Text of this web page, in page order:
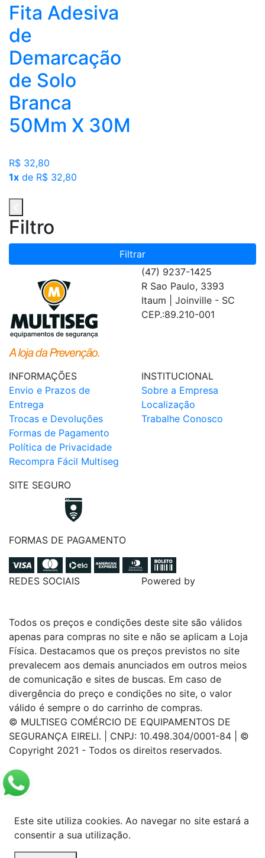
Fita Adesiva
de
Demarcação
de Solo
Branca
50Mm X 30M
R$ 32,80
1x de R$ 32,80
Filtro
Filtrar
(47) 9237-1425
R Sao Paulo, 3393
Itaum | Joinville - SC
CEP.:89.210-001
INFORMAÇÕES
Envio e Prazos de
Entrega
Trocas e Devoluções
Formas de Pagamento
Política de Privacidade
Recompra Fácil Multiseg
INSTITUCIONAL
Sobre a Empresa
Localização
Trabalhe Conosco
SITE SEGURO
FORMAS DE PAGAMENTO
REDES SOCIAIS Powered by
Todos os preços e condições deste site são válidos
apenas para compras no site e não se aplicam a Loja
Física. Destacamos que os preços previstos no site
prevalecem aos demais anunciados em outros meios
de comunicação e sites de buscas. Em caso de
divergência do preço e condições no site, o valor
válido é sempre o do carrinho de compras.
© MULTISEG COMÉRCIO DE EQUIPAMENTOS DE
SEGURANÇA EIRELI. | CNPJ: 10.498.304/0001-84 | ©
Copyright 2021 - Todos os direitos reservados.
Este site utiliza cookies. Ao navegar no site estará a
consentir a sua utilização.